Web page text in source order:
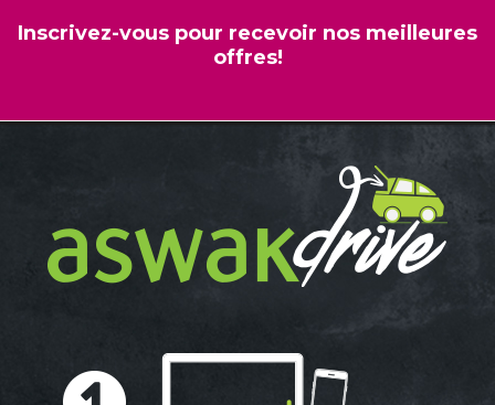
Inscrivez-vous pour recevoir nos meilleures
offres!